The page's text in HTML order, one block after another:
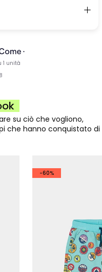
su ciò che vogliono,
che hanno conquistato di
-60%